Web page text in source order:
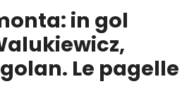
in gol
Le pagelle